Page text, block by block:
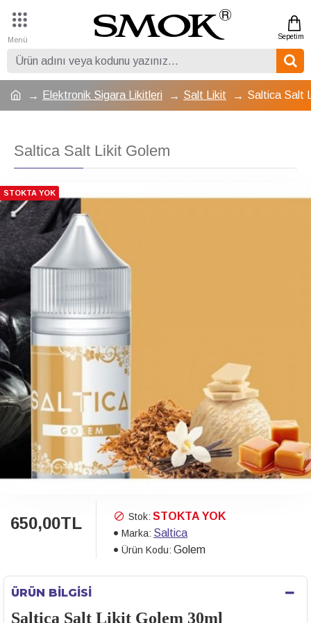
Elektronik Sigara Likitleri Salt Likit Saltica Salt
Saltica Salt Likit Golem
STOKTA YOK
650,00TL Stok: STOKTA YOK
Marka: Saltica
Ürün Kodu: Golem
ÜRÜN BILGISI
Saltica Salt Likit Golem 30ml